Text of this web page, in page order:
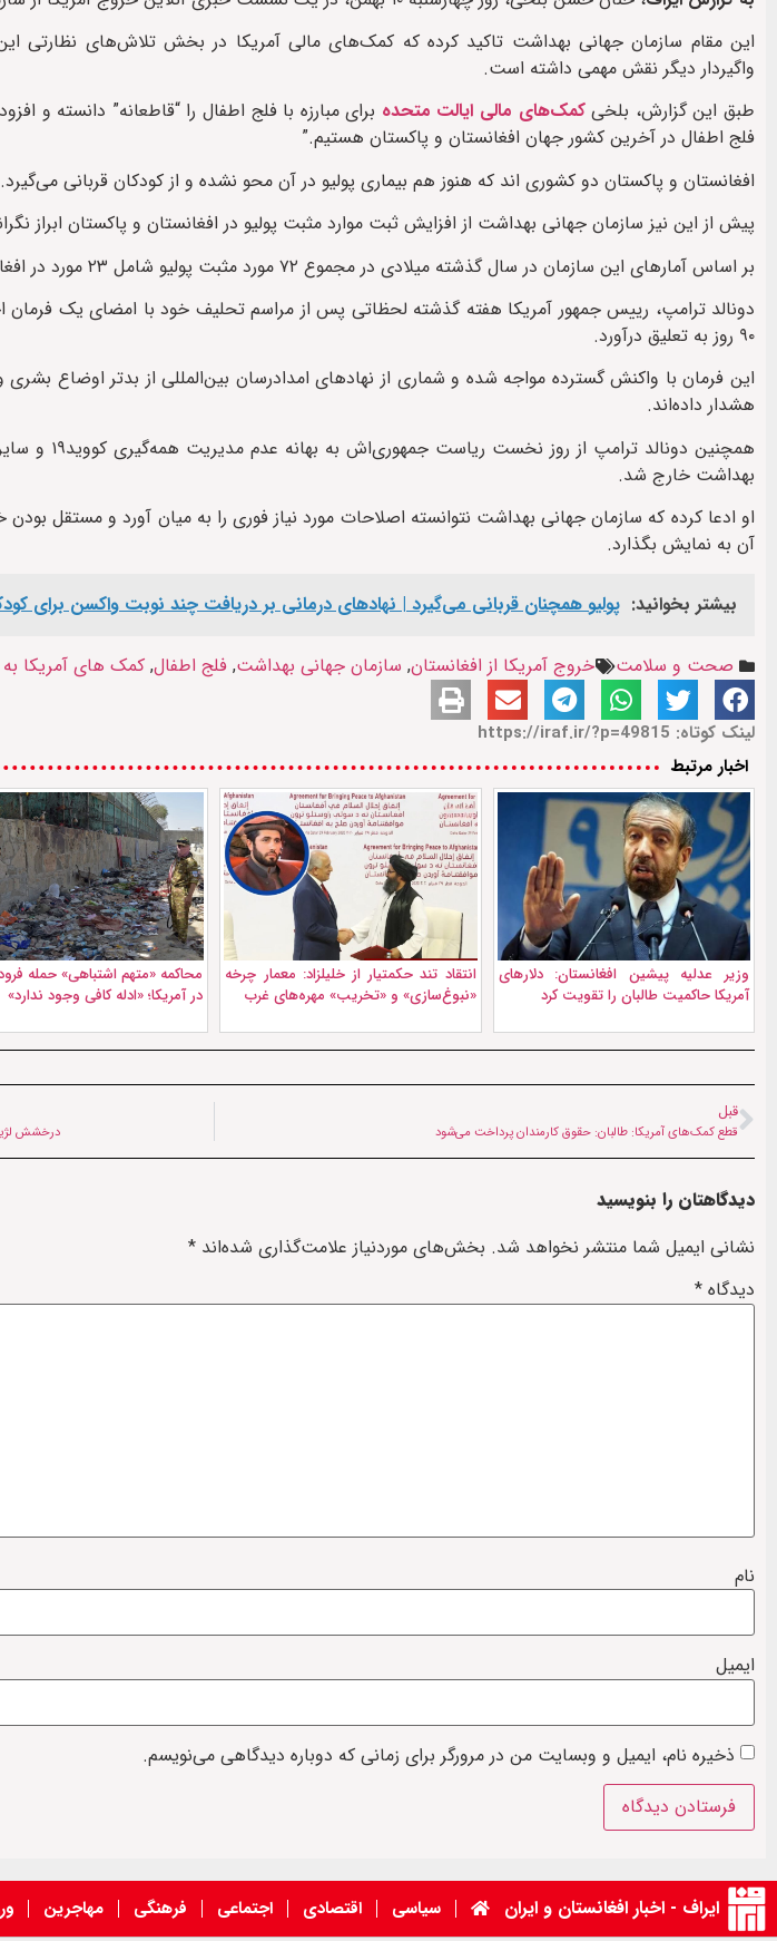
این مقام سازمان جهانی بهداشت تاکید کرده که کمک‌های مالی آمریکا در بخش‌ تلاش‌های نظارتی
واگیردار دیگر نقش مهمی داشته است.
طبق این گزارش، بلخیکمک‌های مالی ایالت متحده برای مبارزه با فلج اطفال را “قاطعانه” دانسته و
فلج اطفال در آخرین کشور جهان افغانستان و پاکستان هستیم.”
افغانستان و پاکستان دو کشوری اند که هنوز هم بیماری پولیو در آن محو نشده و از کودکان قربانی می‌گیرد.
پیش از این نیز سازمان جهانی بهداشت از افزایش ثبت موارد مثبت پولیو در افغانستان و پاکستان ابراز
بر اساس آمار‌های این سازمان در سال گذشته میلادی در مجموع ۷۲ مورد مثبت پولیو شامل ۲۳ مورد در افغانستان و ۴۹ مورد در پاکستان ثبت شده است.
دونالد ترامپ، رییس جمهور آمریکا هفته گذشته لحظاتی پس از مراسم تحلیف خود با امضای یک
۹۰ روز به تعلیق درآورد.
این فرمان با واکنش گسترده مواجه شده و شماری از نهاد‌های امدادرسان بین‌المللی از بدتر اوضاع بشری
هشدار داده‌اند.
همچنین
بهداشت خارج شد.
او ادعا کرده که سازمان جهانی بهداشت نتوانسته اصلاحات مورد نیاز فوری را به میان آورد و مستقل
آن به نمایش بگذارد.
بیشتر بخوانید: پولیو همچنان قربانی می‌گیرد | نهادهای درمانی بر دریافت چند نوبت واکسن برای
صحت و سلامت خروج آمریکا از افغانستان, سازمان جهانی بهداشت, فلج اطفال,کمک های آمریکا به
لینک کوتاه: https://iraf.ir/?p=49815
اخبار مرتبط
وزیر عدلیه پیشین افغانستان: دلارهای
آمریکا حاکمیت طالبان را تقویت کرد
انتقاد تند حکمتیار از خلیلزاد: معمار چرخه‌
«نبوغ‌سازی» و «تخریب» مهره‌های غرب
محاکمه «متهم اشتباهی» حمله
در آمریکا؛ «ادله کافی وجود ندارد»
قبل
قطع کمک‌های آمریکا: طالبان: حقوق کارمندان پرداخت می‌شود درخشش
دیدگاهتان را بنویسید
نشانی ایمیل شما منتشر نخواهد شد. بخش‌های موردنیاز علامت‌گذاری شده‌اند *
دیدگاه *
نام
ایمیل
ذخیره نام، ایمیل و وبسایت من در مرورگر برای زمانی که دوباره دیدگاهی می‌نویسم.
ایراف - اخبار افغانستان و ایران سیاسی اقتصادی اجتماعی فرهنگی مهاجرین